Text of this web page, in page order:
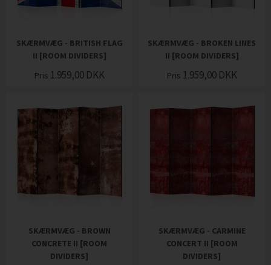
SKÆRMVÆG - BRITISH FLAG
II [ROOM DIVIDERS]
Pris 1.959,00 DKK
SKÆRMVÆG - BROKEN LINES
II [ROOM DIVIDERS]
Pris 1.959,00 DKK
SKÆRMVÆG - BROWN
CONCRETE II [ROOM
DIVIDERS]
SKÆRMVÆG - CARMINE
CONCERT II [ROOM
DIVIDERS]